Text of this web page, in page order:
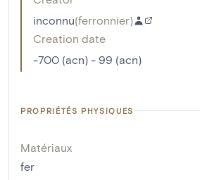
inconnu(ferronnier)
Creation date
-700 (acn) - 99 (acn)
PROPRIÉTÉS PHYSIQUES
Matériaux
fer